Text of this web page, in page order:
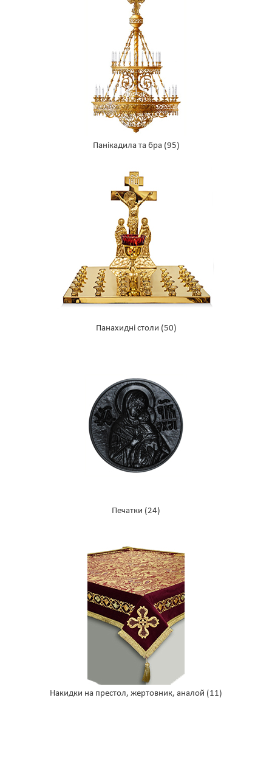
Панікадила та бра (95)
Панахидні столи (50)
Печатки (24)
Накидки на престол, жертовник, аналой (11)